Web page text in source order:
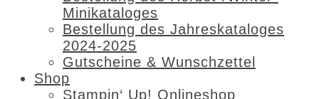
Minikataloges
Bestellung des Jahreskataloges
2024-2025
Gutscheine & Wunschzettel
Shop
Stampin‘ Up! Onlineshop